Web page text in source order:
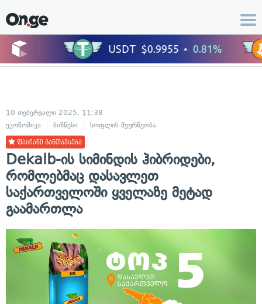
10 თებერვალი 2025, 11:38
ეკონომიკა
ბიზნესი სოფლის მეურნეობა
ფასიანი განთავსება
Dekalb-ის სიმინდის ჰიბრიდები,
რომლებმაც დასავლეთ
საქართველოში ყველაზე მეტად
გაამართლა